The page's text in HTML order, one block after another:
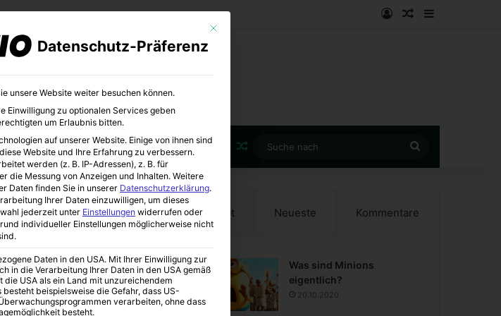
AnmeldenZufälliger
Zufälliger Artikel
nach
Beliebt Neueste Kommentare
Was sind Minions
eigentlich?
20.10.2020
Mit diesem Button wird der Dialog geschlossen. Seine Funktionalität ist
Datenschutz-Präferenz
unsere Website weiter besuchen können.
Einwilligung zu optionalen Services geben
um Erlaubnis bitten.
auf unserer Website. Einige von ihnen sind
Website und Ihre Erfahrung zu verbessern.
werden (z. B. IP-Adressen), z. B. für
die Messung von Anzeigen und Inhalten. Weitere
Daten finden Sie in unserer Datenschutzerklärung.
Ihrer Daten einzuwilligen, um dieses
jederzeit unter Einstellungen widerrufen oder
individueller Einstellungen möglicherweise nicht
Daten in den USA. Mit Ihrer Einwilligung zur
in die Verarbeitung Ihrer Daten in den USA gemäß
die USA als ein Land mit unzureichendem
beispielsweise die Gefahr, dass US-
verarbeiten, ohne dass
besteht.